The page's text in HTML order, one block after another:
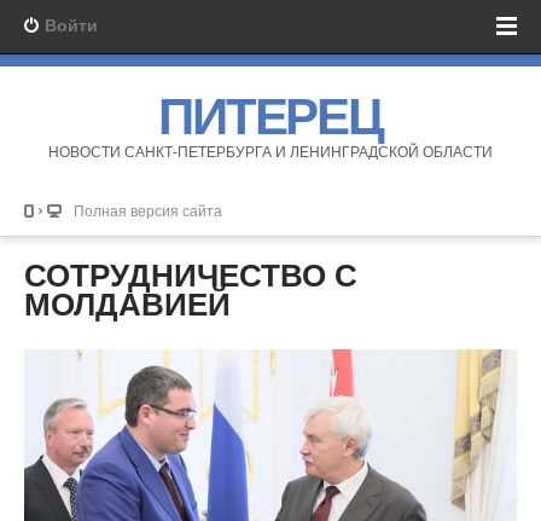
Войти
ПИТЕРЕЦ
НОВОСТИ САНКТ-ПЕТЕРБУРГА И ЛЕНИНГРАДСКОЙ ОБЛАСТИ
Полная версия сайта
СОТРУДНИЧЕСТВО С
МОЛДАВИЕЙ